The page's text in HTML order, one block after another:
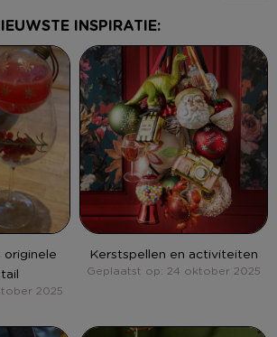
INSPIRATIE:
2025
Kerstspellen en activiteiten
Geplaatst op: 24 oktober 2025